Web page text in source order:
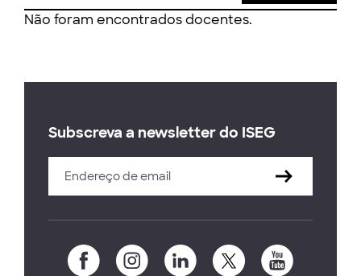
Não foram encontrados docentes.
Subscreva a newsletter do ISEG